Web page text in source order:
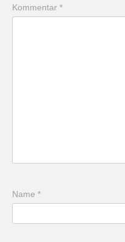
Kommentar *
Name *